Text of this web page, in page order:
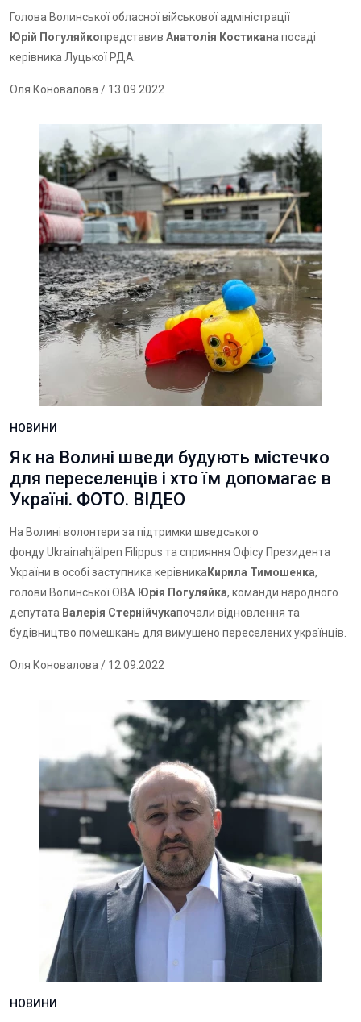
Голова Волинської обласної військової адміністрації
Юрій Погуляйкопредставив Анатолія Костикана посаді
керівника Луцької РДА.
Оля Коновалова / 13.09.2022
НОВИНИ
Як на Волині шведи будують містечко
для переселенців і хто їм допомагає в
Україні. ФОТО. ВІДЕО
На Волині волонтери за підтримки шведського
фонду Ukrainahjälpen Filippus та сприяння Офісу Президента
України в особі заступника керівника Кирила Тимошенка,
голови Волинської ОВА Юрія Погуляйка, команди народного
депутата Валерія Стернійчукапочали відновлення та
будівництво помешкань для вимушено переселених українців.
Оля Коновалова / 12.09.2022
НОВИНИ